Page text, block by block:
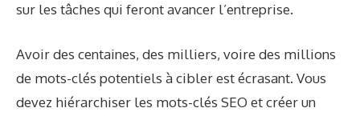
sur les tâches qui feront avancer l’entreprise.
Avoir des centaines, des milliers, voire des millions
de mots-clés potentiels à cibler est écrasant. Vous
devez hiérarchiser les mots-clés SEO et créer un